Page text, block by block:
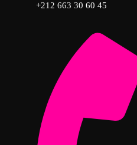
+212 663 30 60 45